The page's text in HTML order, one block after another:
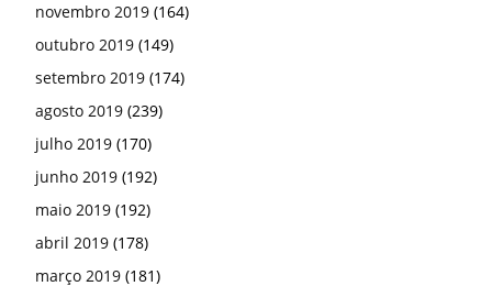
novembro 2019 (164)
outubro 2019 (149)
setembro 2019 (174)
agosto 2019 (239)
julho 2019 (170)
junho 2019 (192)
maio 2019 (192)
abril 2019 (178)
março 2019 (181)